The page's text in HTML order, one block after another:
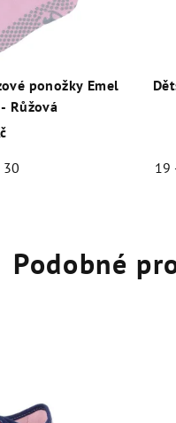
ponožky Emel
Růžová
30
19
Podobné